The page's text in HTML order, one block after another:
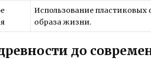
Использование пластиковых
образа жизни.
до